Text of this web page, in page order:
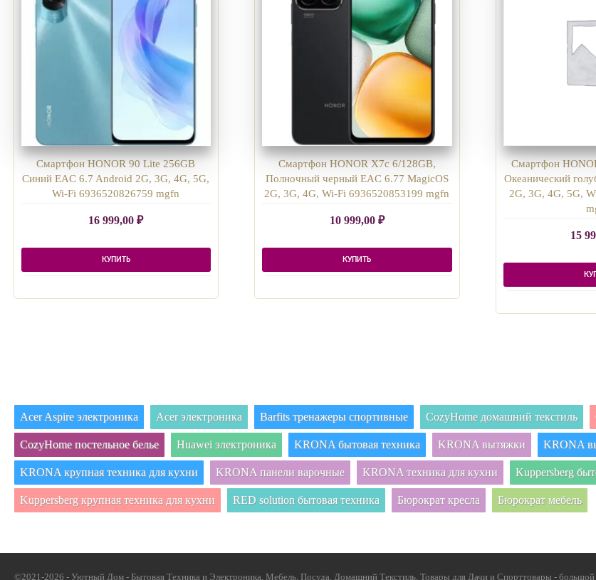
Смартфон HONOR 90 Lite 256GB
Синий EAC 6.7 Android 2G, 3G, 4G, 5G,
Wi-Fi 6936520826759 mgfn
16 999,00₽
КУПИТЬ
Смартфон HONOR X7c 6/128GB,
Полночный черный EAC 6.77 MagicOS
2G, 3G, 4G, Wi-Fi 6936520853199 mgfn
10 999,00 ₽
КУПИТЬ
Смартфон
Океанический
2G, 3G, 4G, 5G,
15
Acer Aspire электроника Acer электроника Barfits тренажеры спортивные CozyHome домашний текстиль
CozyHome постельное белье Huawei электроника KRONA бытовая техника KRONA вытяжки KRONA
KRONA крупная техника для кухни KRONA панели варочные KRONA техника для кухни Kuppersberg
Kuppersberg крупная техника для кухни RED solution бытовая техника Бюрократ кресла Бюрократ мебель
©2021-2026 - Уютный Дом - Бытовая Техника и Электроника, Мебель, Посуда, Домашний Текстиль, Товары для Дачи и Спорттовары -